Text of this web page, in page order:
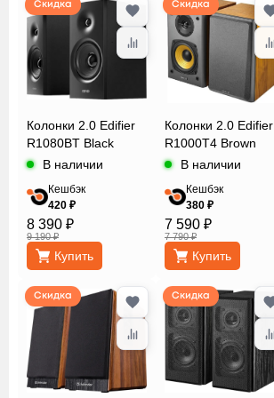
Скидка
Колонки 2.0 Edifier
R1080BT Black
В наличии
Кешбэк
420 ₽
8 390 ₽
9 190 ₽
Купить
Скидка
Колонки 2.0 Edifier
R1000T4 Brown
В наличии
Кешбэк
380 ₽
7 590 ₽
7 790 ₽
Купить
Скидка Скидка